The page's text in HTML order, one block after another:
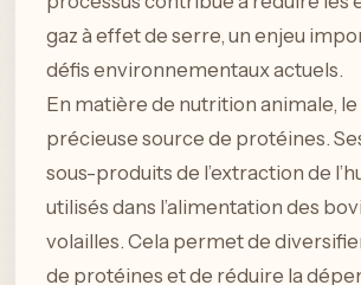
gaz à effet de serre, un enjeu
défis environnementaux actuels.
En matière de nutrition animale, le
précieuse source de protéines.
sous-produits de l’extraction de
utilisés dans l’alimentation des
volailles. Cela permet de
de protéines et de réduire la